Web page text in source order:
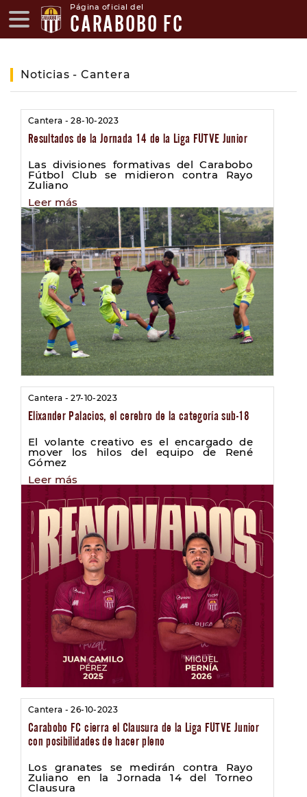
Página oficial del
CARABOBO FC
Noticias - Cantera
Cantera - 28-10-2023
Resultados de la Jornada 14 de la Liga FUTVE Junior
Las divisiones formativas del Carabobo
Fútbol Club se midieron contra Rayo
Zuliano
Leer más
Cantera - 27-10-2023
Elixander Palacios, el cerebro de la categoría sub-18
El volante creativo es el encargado de
mover los hilos del equipo de René
Gómez
Leer más
Cantera - 26-10-2023
Carabobo FC cierra el Clausura de la Liga FUTVE Junior
con posibilidades de hacer pleno
Los granates se medirán contra Rayo
Zuliano en la Jornada 14 del Torneo
Clausura